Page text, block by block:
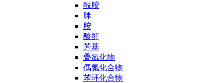
酰胺
脒
胺
酸酐
芳基
叠氮化物
偶氮化合物
苯环化合物